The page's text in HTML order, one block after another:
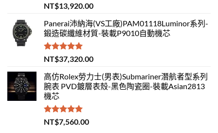
評分5.00
滿分 5
NT$13,920.00
Panerai沛納海(VS工廠)PAM01118Luminor系列-
鍛造碳纖維材質-裝載P9010自動機芯
評分5.00
滿分 5
NT$37,320.00
高仿Rolex勞力士(男表)Submariner潛航者型系列
腕表 PVD鍍層表殼-黑色陶瓷圈-裝載Asian2813
機芯
評分 5.00
滿分 5
NT$7,560.00